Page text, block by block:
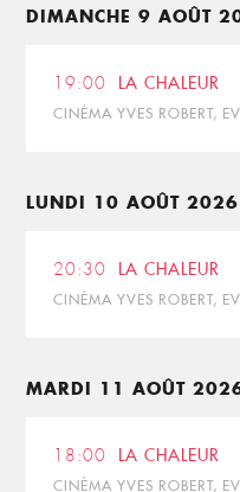
DIMANCHE 9 AOÛT
19:00 LA CHALEUR
CINÉMA YVES ROBERT,
LUNDI 10 AOÛT 2026
20:30 LA CHALEUR
CINÉMA YVES ROBERT,
MARDI 11 AOÛT
18:00 LA CHALEUR
CINÉMA YVES ROBERT,